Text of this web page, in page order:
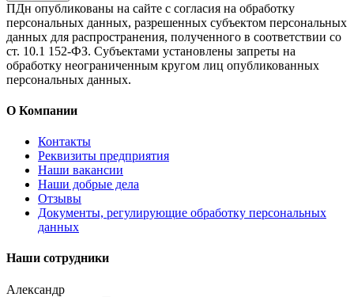
ПДн опубликованы на сайте с согласия на обработку
персональных данных, разрешенных субъектом персональных
данных для распространения, полученного в соответствии со
ст. 10.1 152-ФЗ. Субъектами установлены запреты на
обработку неограниченным кругом лиц опубликованных
персональных данных.
О Компании
Контакты
Реквизиты предприятия
Наши вакансии
Наши добрые дела
Отзывы
Документы, регулирующие обработку персональных
данных
Наши сотрудники
Александр